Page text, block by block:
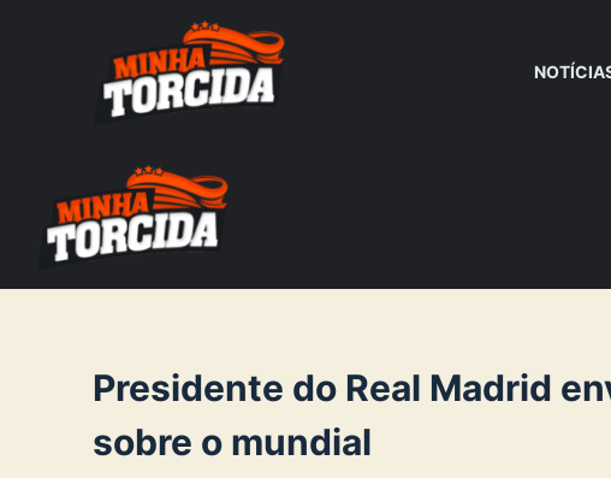
Presidente do Real Madrid
sobre o mundial